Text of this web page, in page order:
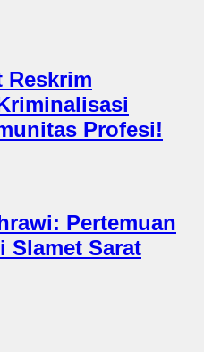
Reskrim
Profesi!
Pertemuan
Slamet Sarat